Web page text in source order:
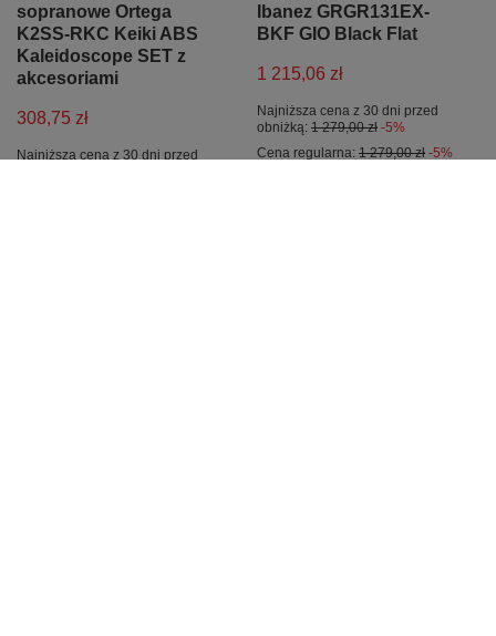
sopranowe Ortega
K2SS-RKC Keiki ABS
Kaleidoscope SET z
akcesoriami
308,75 zł
Najniższa cena z 30 dni przed
Ibanez GRGR131EX-
BKF GIO Black Flat
1 215,06 zł
Najniższa cena z 30 dni przed
obniżką: 1 279,00 zł -5%
Cena regularna: 1 279,00 zł -5%